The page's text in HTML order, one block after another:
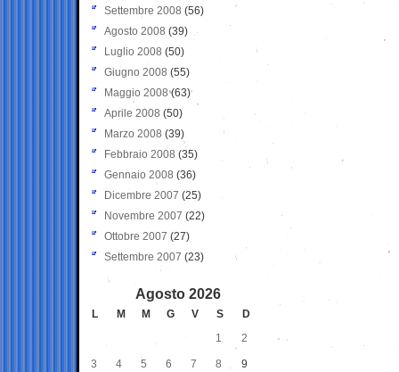
Settembre 2008 (56)
Agosto 2008 (39)
Luglio 2008 (50)
Giugno 2008 (55)
Maggio 2008(63)
Aprile 2008 (50)
Marzo 2008 (39)
Febbraio 2008 (35)
Gennaio 2008 (36)
Dicembre 2007 (25)
Novembre 2007 (22)
Ottobre 2007 (27)
Settembre 2007 (23)
Agosto 2026
L M M G V S
D
1
2
3 4 5 6 7 8 9